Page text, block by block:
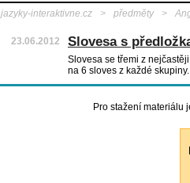
jazyky-interaktivne.cz > předměty >
23.06.2012 Slovesa s
Slovesa se třemi z
na 6 sloves z každé
Pro stažení materiálu